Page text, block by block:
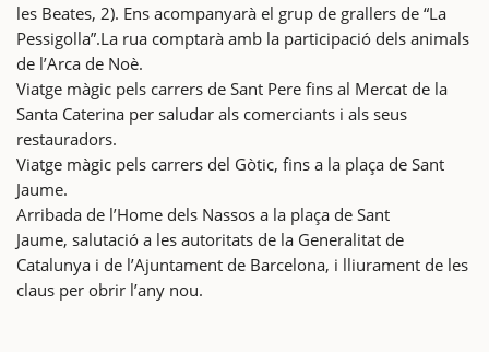
les Beates, 2). Ens acompanyarà el grup de grallers de “La
Pessigolla”.La rua comptarà amb la participació dels animals
de l’Arca de Noè.
Viatge màgic pels carrers de Sant Pere fins al Mercat de la
Santa Caterina per saludar als comerciants i als seus
restauradors.
Viatge màgic pels carrers del Gòtic, fins a la plaça de Sant
Jaume.
Arribada de l’Home dels Nassos a la plaça de Sant
Jaume, salutació a les autoritats de la Generalitat de
Catalunya i de l’Ajuntament de Barcelona, i lliurament de les
claus per obrir l’any nou.